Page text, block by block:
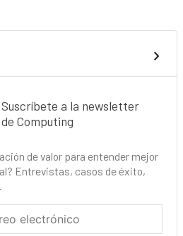
Suscríbete a la newsletter
de Computing
de valor para entender mejor
Entrevistas, casos de éxito,